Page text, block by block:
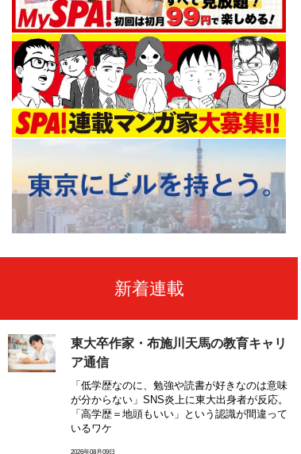
新着連載
東大卒作家・布施川天馬の教育キャリ
ア通信
「低学歴なのに、勉強や読書が好きなのは意味
が分からない」SNS炎上に東大出身者が反応。
「高学歴＝地頭もいい」という認識が間違って
いるワケ
2026年08月09日